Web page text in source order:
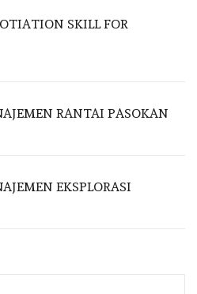
SKILL FOR
RANTAI PASOKAN
EKSPLORASI